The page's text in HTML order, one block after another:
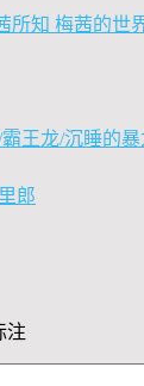
梅茜的世
王龙/沉睡的暴
郎
注